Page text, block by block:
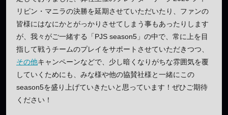
リピン・マニラの決勝を延期させていただいたり、ファンの
皆様にはなにかとがっかりさせてしまう事もあったりします
が、我々がご一緒する「PJS season5」の中で、常に上を目
指して戦うチームのプレイをサポートさせていただきつつ、
その他キャンペーンなどで、少し暗くなりがちな雰囲気を覆
していくためにも、みな様や他の協賛社様と一緒にこの
season5を盛り上げていきたいと思っています！ぜひご期待
ください！